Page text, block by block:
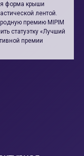
форма крыши
лентой.
премию MIPIM
статуэтку «Лучший
премии